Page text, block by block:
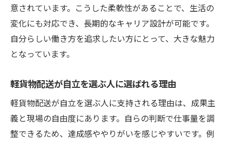
意されています。こうした柔軟性があることで、生活の
変化にも対応でき、長期的なキャリア設計が可能です。
自分らしい働き方を追求したい方にとって、大きな魅力
となっています。
軽貨物配送が自立を選ぶ人に選ばれる理由
軽貨物配送が自立を選ぶ人に支持される理由は、成果主
義と現場の自由度にあります。自らの判断で仕事量を調
整できるため、達成感ややりがいを感じやすいです。例